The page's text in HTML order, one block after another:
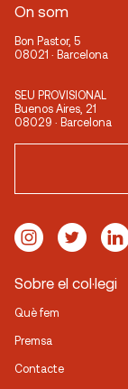
On som
Bon Pastor, 5
08021 · Barcelona
SEU PROVISIONAL
Buenos Aires, 21
08029 · Barcelona
Sobre el col·legi
Què fem
Premsa
Contacte